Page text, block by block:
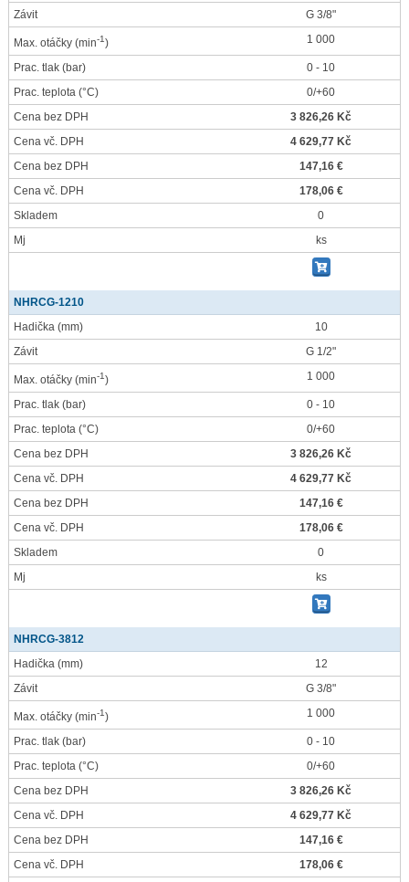
Závit G 3/8"
Max. otáčky (min-1) 1 000
Prac. tlak (bar)
0 - 10
Prac. teplota (°C)
0/+60
Cena bez DPH
3 826,26 Kč
Cena vč. DPH
4 629,77 Kč
Cena bez DPH
147,16 €
Cena vč. DPH
178,06 €
Skladem
0
Mj
ks
NHRCG-1210
Hadička (mm)
10
Závit
G 1/2"
Max. otáčky (min-1) 1 000
Prac. tlak (bar)
0 - 10
Prac. teplota (°C)
0/+60
Cena bez DPH
3 826,26 Kč
Cena vč. DPH
4 629,77 Kč
Cena bez DPH
147,16 €
Cena vč. DPH
178,06 €
Skladem
0
Mj
ks
NHRCG-3812
Hadička (mm)
12
Závit
G 3/8"
Max. otáčky (min-1) 1 000
Prac. tlak (bar)
0 - 10
Prac. teplota (°C)
0/+60
Cena bez DPH
3 826,26 Kč
Cena vč. DPH
4 629,77 Kč
Cena bez DPH
147,16 €
Cena vč. DPH
178,06 €